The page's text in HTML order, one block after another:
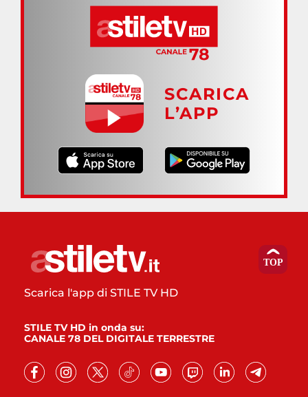
SCARICA
L’APP
Scarica l'app di STILE TV HD
STILE TV HD in onda su:
CANALE 78 DEL DIGITALE TERRESTRE